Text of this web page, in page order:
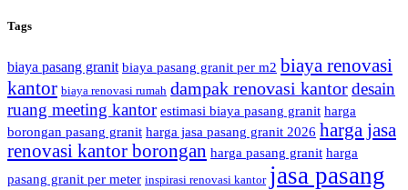
Tags
biaya pasang granit biaya pasang granit per m2 biaya renovasi
kantor biaya renovasi rumah dampak renovasi kantordesain
ruang meeting kantor estimasi biaya pasang granit harga
borongan pasang granit harga jasa pasang granit 2026 harga jasa
renovasi kantor borongan harga pasang granit harga
pasang granit per meter inspirasi renovasi kantor jasa pasang